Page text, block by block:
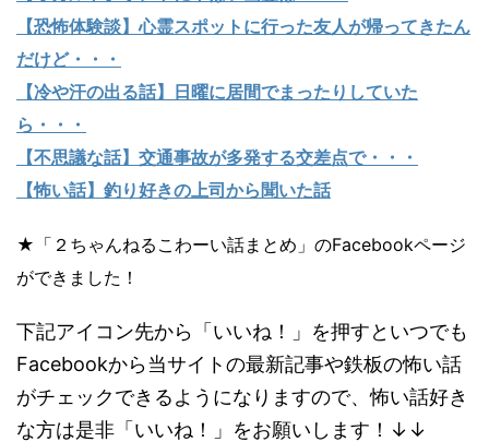
【恐怖体験談】心霊スポットに行った友人が帰ってきたん
だけど・・・
【冷や汗の出る話】日曜に居間でまったりしていた
ら・・・
【不思議な話】交通事故が多発する交差点で・・・
【怖い話】釣り好きの上司から聞いた話
★「２ちゃんねるこわーい話まとめ」のFacebookページ
ができました！
下記アイコン先から「いいね！」を押すといつでも
Facebookから当サイトの最新記事や鉄板の怖い話
がチェックできるようになりますので、怖い話好き
な方は是非「いいね！」をお願いします！ ↓↓